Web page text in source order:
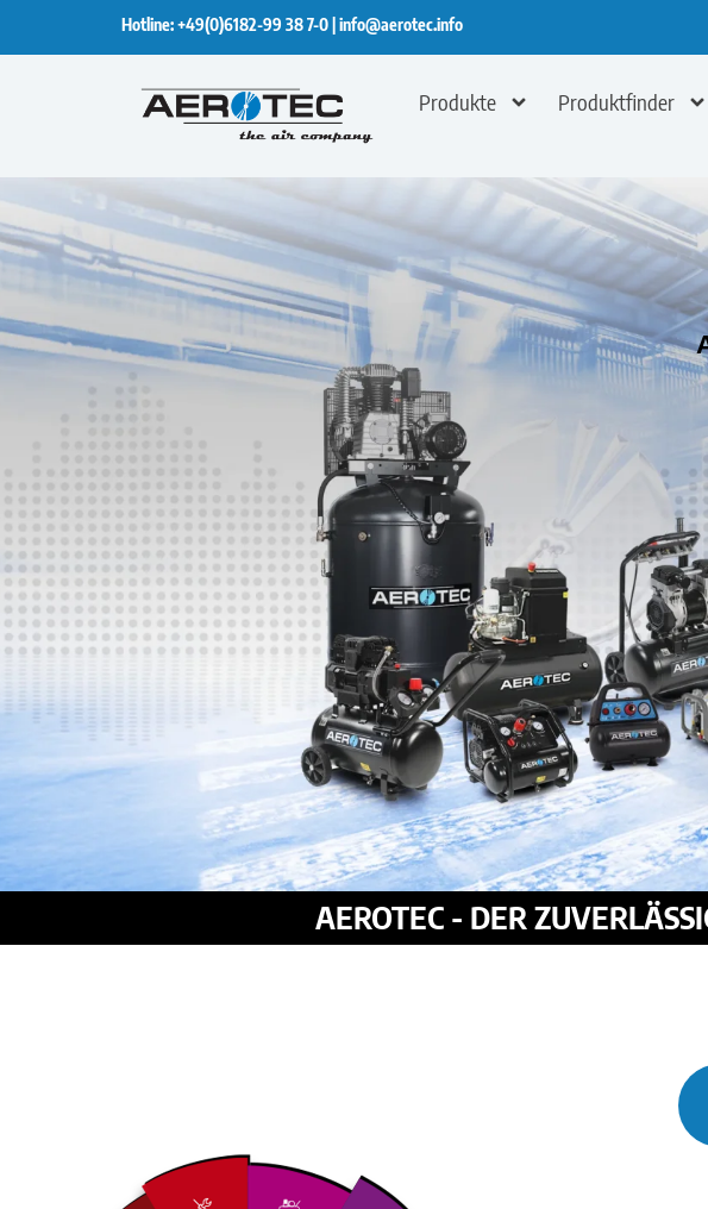
Hotline:+49(0)6182-99 38 7-0 info@aerotec.info
Produkte Produktfinder
AEROTEC - DER